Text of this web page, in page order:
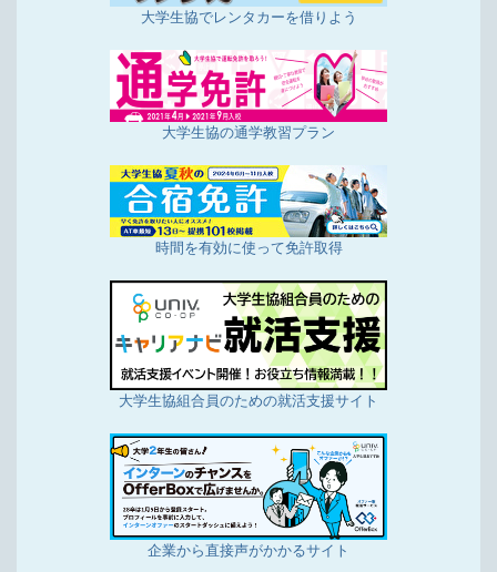
大学生協でレンタカーを借りよう
大学生協の通学教習プラン
時間を有効に使って免許取得
大学生協組合員のための就活支援サイト
企業から直接声がかかるサイト